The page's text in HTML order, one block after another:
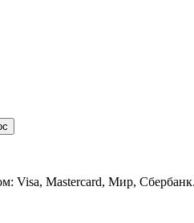
Visa, Mastercard, Мир,